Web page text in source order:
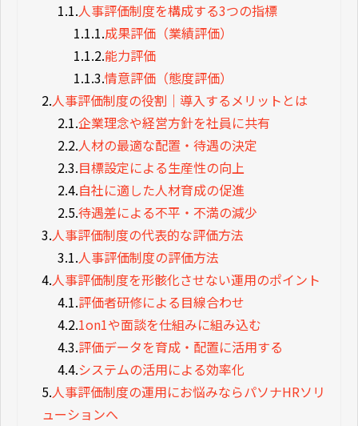
1.1.人事評価制度を構成する3つの指標
1.1.1.成果評価（業績評価）
1.1.2.能力評価
1.1.3.情意評価（態度評価）
2.人事評価制度の役割｜導入するメリットとは
2.1.企業理念や経営方針を社員に共有
2.2.人材の最適な配置・待遇の決定
2.3.目標設定による生産性の向上
2.4.自社に適した人材育成の促進
2.5.待遇差による不平・不満の減少
3.人事評価制度の代表的な評価方法
3.1.人事評価制度の評価方法
4.人事評価制度を形骸化させない運用のポイント
4.1.評価者研修による目線合わせ
4.2.1on1や面談を仕組みに組み込む
4.3.評価データを育成・配置に活用する
4.4.システムの活用による効率化
5.人事評価制度の運用にお悩みならパソナHRソリ
ューションへ